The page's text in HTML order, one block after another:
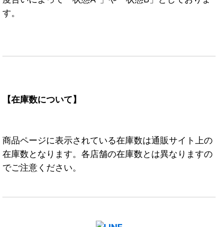
す。
【在庫数について】
商品ページに表示されている在庫数は通販サイト上の
在庫数となります。各店舗の在庫数とは異なりますの
でご注意ください。